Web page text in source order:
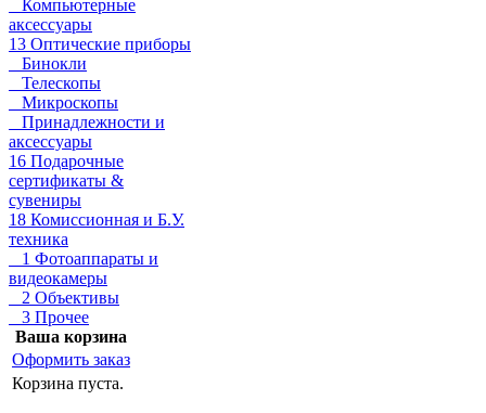
Компьютерные
аксессуары
13 Оптические приборы
Бинокли
Телескопы
Микроскопы
Принадлежности и
аксессуары
16 Подарочные
сертификаты &
сувениры
18 Комиссионная и Б.У.
техника
1 Фотоаппараты и
видеокамеры
2 Объективы
3 Прочее
Ваша корзина
Оформить заказ
Корзина пуста.